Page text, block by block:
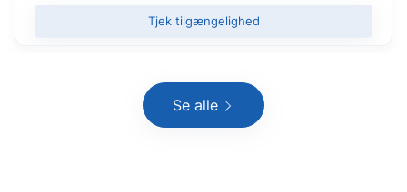
Tjek tilgængelighed
Se alle